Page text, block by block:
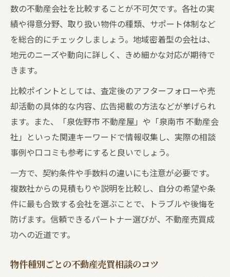
数の不動産会社を比較することが不可欠です。各社の実
績や得意分野、取り扱い物件の種類、サポート体制など
を総合的にチェックしましょう。地域密着型の会社は、
地元のニーズや動向に詳しく、きめ細かな対応が期待で
きます。
比較ポイントとしては、査定後のアフターフォローや売
却活動の具体的な内容、広告掲載の方法などが挙げられ
ます。また、「泉佐野市 不動産屋」や「泉南市 不動産会
社」といった関連キーワードで情報収集し、実際の相談
事例や口コミも参考にすると良いでしょう。
一方で、契約条件や手数料の違いにも注意が必要です。
複数社からの見積もりや説明を比較し、自分の希望や条
件に最も合致する会社を選ぶことで、トラブルや後悔を
防げます。信頼できるパートナー選びが、不動産売買成
功への近道です。
物件種別ごとの不動産売買相談のコツ